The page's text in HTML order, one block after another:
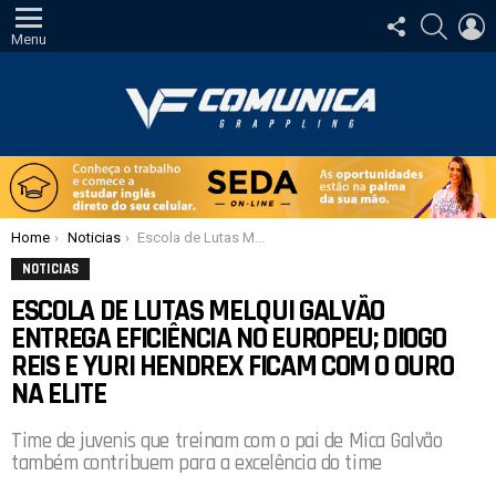
Menu
SIGA-
NOS
Você está aqui:
Home Noticias Escola de Lutas Melqui Galvão entrega eficiência no Europeu; Diogo Reis e Yuri Hendrex ficam com o ouro na elite
NOTICIAS
ESCOLA DE LUTAS MELQUI GALVÃO
ENTREGA EFICIÊNCIA NO EUROPEU; DIOGO
REIS E YURI HENDREX FICAM COM O OURO
NA ELITE
Time de juvenis que treinam com o pai de Mica Galvão
também contribuem para a excelência do time